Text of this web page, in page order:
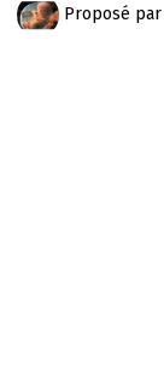
Proposé par